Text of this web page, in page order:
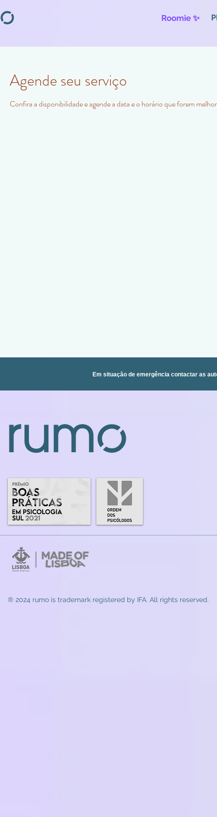
Roomie ✨
Agende seu serviço
Confira a disponibilidade e agende a data e o horário que forem
Em situação de emergência contactar as
® 2024 rumo is trademark registered by IFA. All rights reserved.